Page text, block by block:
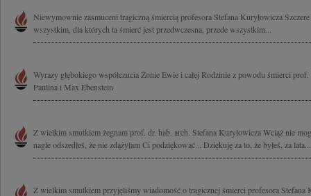
Niewymownie zasmuceni tragiczną śmiercią profesora Stefana Kuryłowicza
wszystkim, dla których ta śmierć jest przedwczesna, przede wszystkim...
Wyrazy głębokiego współczucia Żonie Ewie i całej Rodzinie z powodu śmierci prof.
Paulina i Max Ebenstein
Z wielkim smutkiem żegnam prof. dr. hab. arch. Stefana Kuryłowicza Wciąż nie
nagle odszedłeś, że nie zdążyłam Ci podziękować... Dziękuję za to, że byłeś, za lata...
Z wielkim smutkiem przyjęliśmy wiadomość o tragicznej śmierci profesora